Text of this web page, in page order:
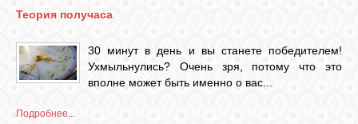
FACEBOOK
Теория получаса
30 минут в день и вы станете победителем!
Ухмыльнулись? Очень зря, потому что это
вполне может быть именно о вас...
Подробнее...